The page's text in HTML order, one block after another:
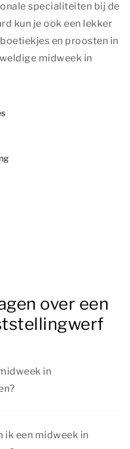
specialiteiten bij de
kun je ook een lekker
en proosten in
midweek in
over een
in
ik een midweek in